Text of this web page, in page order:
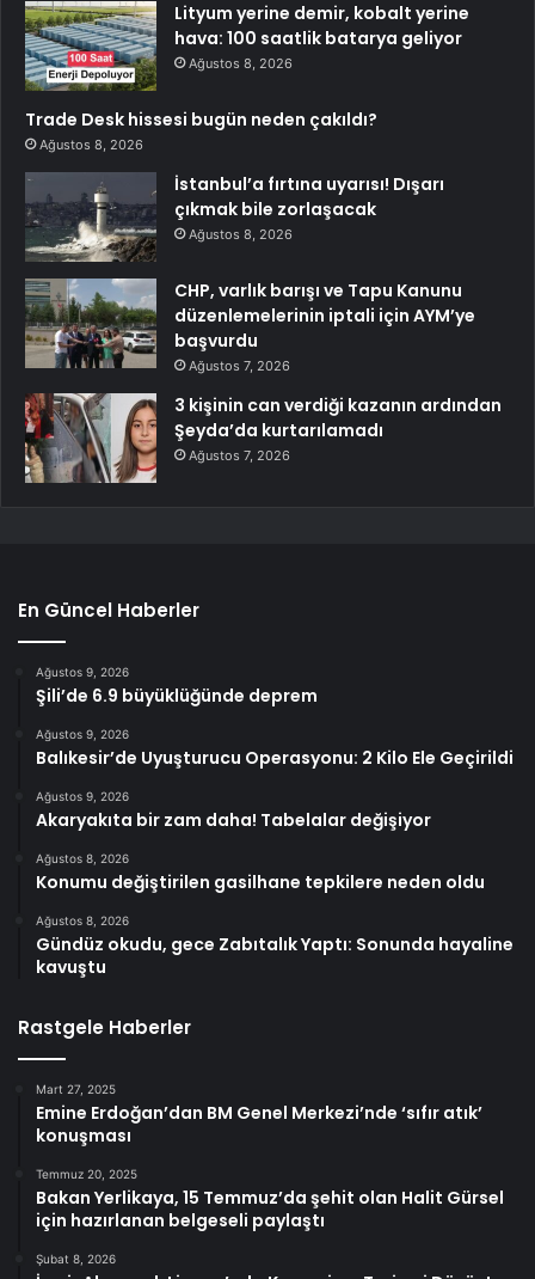
Lityum yerine demir, kobalt yerine
hava: 100 saatlik batarya geliyor
Ağustos 8, 2026
Trade Desk hissesi bugün neden çakıldı?
Ağustos 8, 2026
İstanbul’a fırtına uyarısı! Dışarı
çıkmak bile zorlaşacak
Ağustos 8, 2026
CHP, varlık barışı ve Tapu Kanunu
düzenlemelerinin iptali için AYM’ye
başvurdu
Ağustos 7, 2026
3 kişinin can verdiği kazanın ardından
Şeyda’da kurtarılamadı
Ağustos 7, 2026
En Güncel Haberler
Ağustos 9, 2026
Şili’de 6.9 büyüklüğünde deprem
Ağustos 9, 2026
Balıkesir’de Uyuşturucu Operasyonu: 2 Kilo Ele Geçirildi
Ağustos 9, 2026
Akaryakıta bir zam daha! Tabelalar değişiyor
Ağustos 8, 2026
Konumu değiştirilen gasilhane tepkilere neden oldu
Ağustos 8, 2026
Gündüz okudu, gece Zabıtalık Yaptı: Sonunda hayaline
kavuştu
Rastgele Haberler
Mart 27, 2025
Emine Erdoğan’dan BM Genel Merkezi’nde ‘sıfır atık’
konuşması
Temmuz 20, 2025
Bakan Yerlikaya, 15 Temmuz’da şehit olan Halit Gürsel
için hazırlanan belgeseli paylaştı
Şubat 8, 2026